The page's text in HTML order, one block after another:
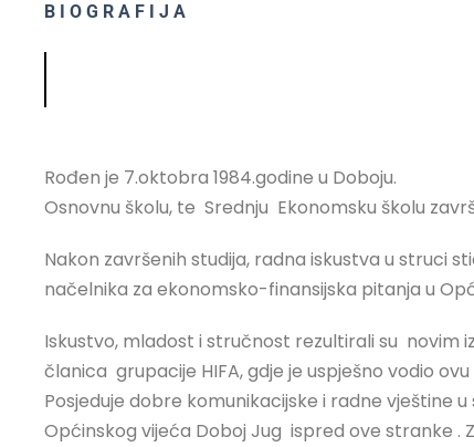
BIOGRAFIJA
Rođen je 7.oktobra 1984.godine u Doboju.
Osnovnu školu, te Srednju Ekonomsku školu
Nakon završenih studija, radna iskustva u struci
načelnika za ekonomsko-finansijska pitanja u
Iskustvo, mladost i stručnost rezultirali su novim
članica grupacije HIFA, gdje je uspješno vodio
Posjeduje dobre komunikacijske i radne vještine
Općinskog vijeća Doboj Jug ispred ove stranke .